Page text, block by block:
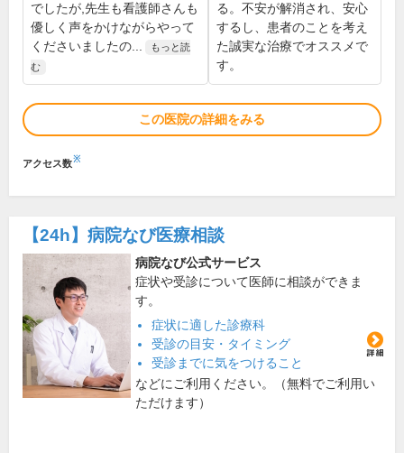
でしたが,先生も看護師さんも
優しく声をかけながらやって
くださいましたの...
もっと読
む
る。不安が解消され、安心
するし、患者のことを考え
た誠実な治療でオススメで
す。
この医院の詳細をみる
アクセス数※
【24h】 病院なび医療相談
病院なび公式サービス
症状や受診について医師に相談ができま
す。
症状に適した診療科
受診の目安・タイミング
受診までに気をつけること
などにご利用ください。（無料でご利用い
ただけます）